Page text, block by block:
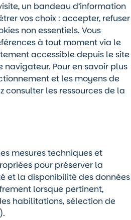
un bandeau d’information
vos choix : accepter, refuser
non essentiels. Vous
à tout moment via le
accessible depuis le site
Pour en savoir plus
et les moyens de
consulter les ressources de la
mesures techniques et
pour préserver la
et la disponibilité des données
lorsque pertinent,
habilitations, sélection de